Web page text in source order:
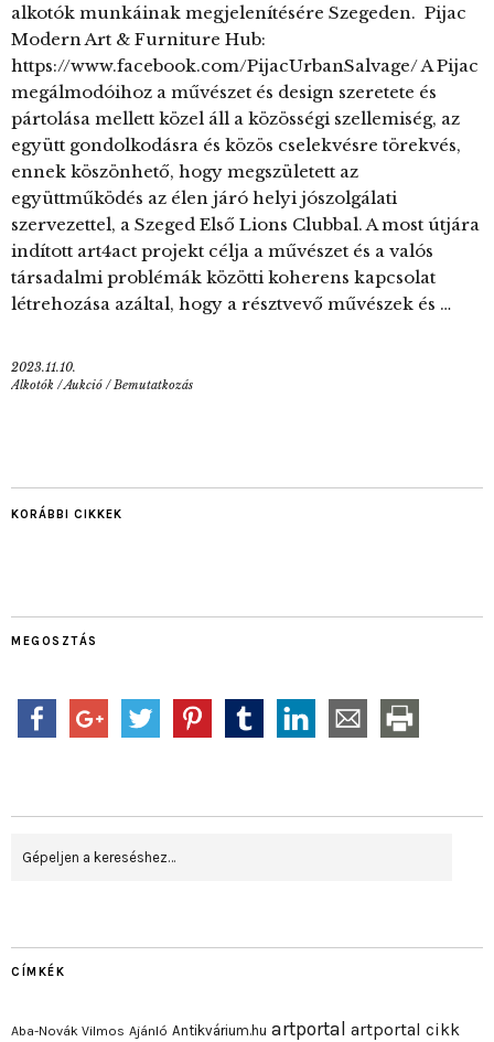
alkotók munkáinak megjelenítésére Szegeden. Pijac
Modern Art & Furniture Hub:
https://www.facebook.com/PijacUrbanSalvage/ A Pijac
megálmodóihoz a művészet és design szeretete és
pártolása mellett közel áll a közösségi szellemiség, az
együtt gondolkodásra és közös cselekvésre törekvés,
ennek köszönhető, hogy megszületett az
együttműködés az élen járó helyi jószolgálati
szervezettel, a Szeged Első Lions Clubbal. A most útjára
indított art4act projekt célja a művészet és a valós
társadalmi problémák közötti koherens kapcsolat
létrehozása azáltal, hogy a résztvevő művészek és …
2023.11.10.
Alkotók /Aukció / Bemutatkozás
KORÁBBI CIKKEK
MEGOSZTÁS
CÍMKÉK
Aba-Novák Vilmos Ajánló Antikvárium.hu artportal artportal cikk